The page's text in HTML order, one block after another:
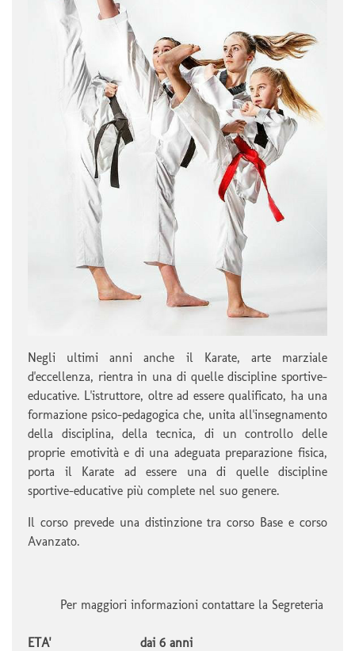
Negli ultimi anni anche il Karate, arte marziale
d'eccellenza, rientra in una di quelle discipline sportive-
educative. L'istruttore, oltre ad essere qualificato, ha una
formazione psico-pedagogica che, unita all'insegnamento
della disciplina, della tecnica, di un controllo delle
proprie emotività e di una adeguata preparazione fisica,
porta il Karate ad essere una di quelle discipline
sportive-educative più complete nel suo genere.
Il corso prevede una distinzione tra corso Base e corso
Avanzato.
Per maggiori informazioni contattare la Segreteria
ETA' dai 6 anni